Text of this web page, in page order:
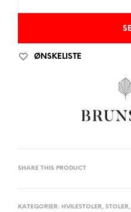
ØNSKELISTE
SHARE THIS PRODUCT
KATEGORIER: HVILESTOLER, STOLER,